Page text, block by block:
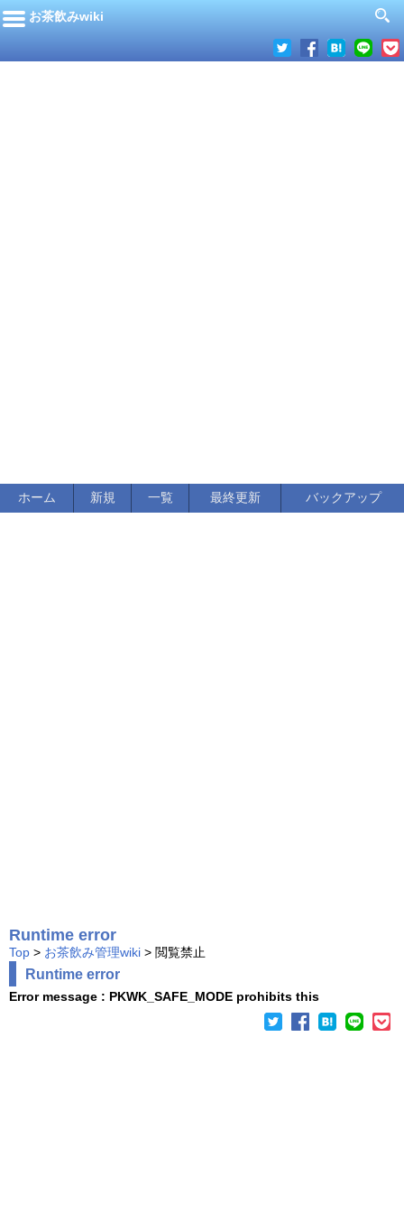
お茶飲みwiki
ホーム 新規 一覧 最終更新 バックアップ
Runtime error
Top > お茶飲み管理wiki > 閲覧禁止
Runtime error
Error message : PKWK_SAFE_MODE prohibits this